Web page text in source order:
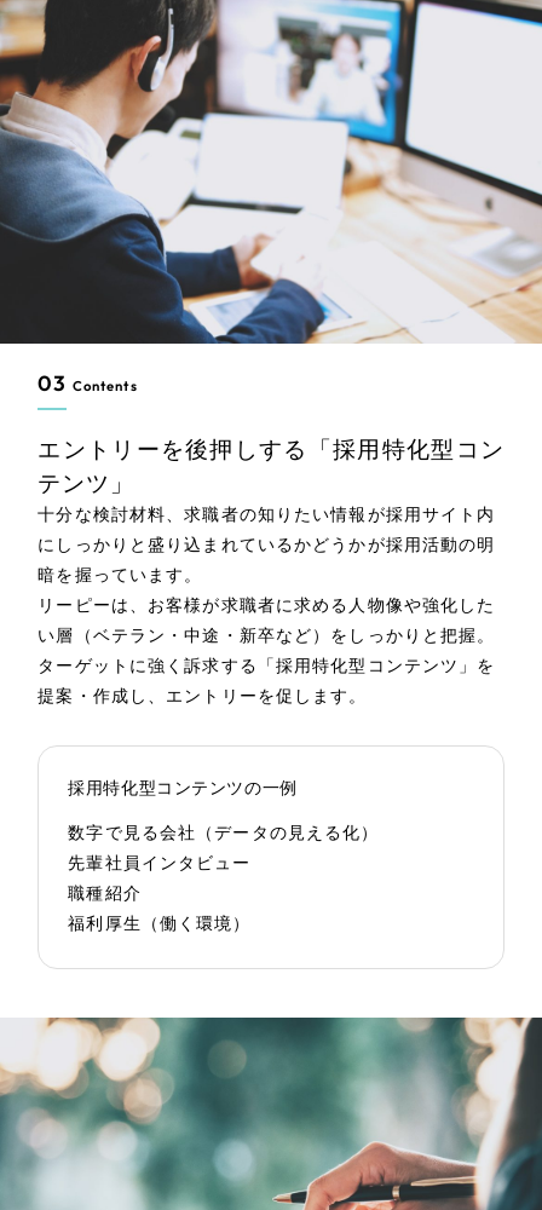
03 Contents
エントリーを後押しする「採用特化型コン
テンツ」
十分な検討材料、求職者の知りたい情報が採用サイト内
にしっかりと盛り込まれているかどうかが採用活動の明
暗を握っています。
リーピーは、お客様が求職者に求める人物像や強化した
い層（ベテラン・中途・新卒など）をしっかりと把握。
ターゲットに強く訴求する「採用特化型コンテンツ」を
提案・作成し、エントリーを促します。
採用特化型コンテンツの一例
数字で見る会社（データの見える化）
先輩社員インタビュー
職種紹介
福利厚生（働く環境）